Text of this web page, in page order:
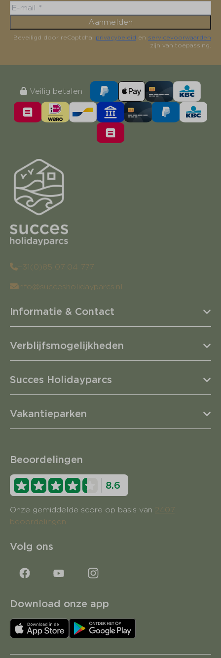
Aanmelden
Beveiligd door reCaptcha, privacybeleid en servicevoorwaarden
zijn van toepassing.
Veilig betalen
+31(0)85 07 04 777
info@succesholidayparcs.nl
Informatie & Contact
Verblijfsmogelijkheden
Succes Holidayparcs
Vakantieparken
Beoordelingen
8.6
Onze gemiddelde score op basis van 2407
beoordelingen
Volg ons
Download onze app